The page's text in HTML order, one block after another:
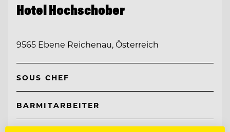
Hotel Hochschober
9565 Ebene Reichenau, Österreich
SOUS CHEF
BARMITARBEITER